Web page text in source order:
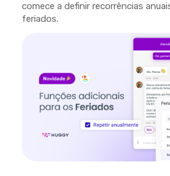
comece a definir recorrências
feriados.